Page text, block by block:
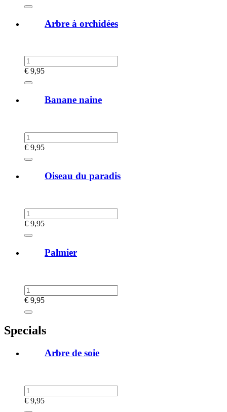
Arbre à orchidées
€ 9,95
Banane naine
€ 9,95
Oiseau du paradis
€ 9,95
Palmier
€ 9,95
Specials
Arbre de soie
€ 9,95